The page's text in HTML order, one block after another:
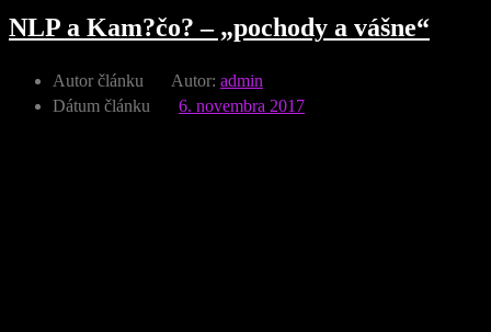
NLP a Kam?čo? – „pochody a vášne“
Autor článku Autor: admin
Dátum článku
6. novembra 2017